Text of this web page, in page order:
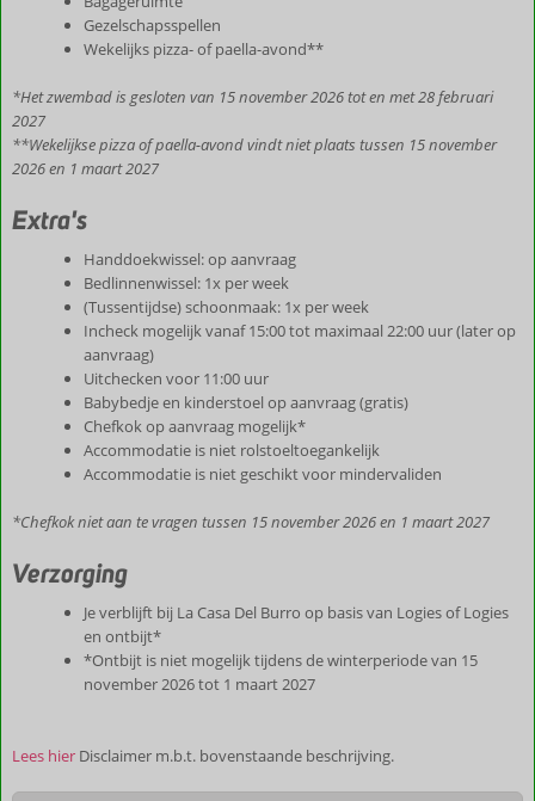
Gezelschapsspellen
Wekelijks pizza- of paella-avond**
*Het zwembad is gesloten van 15 november 2026 tot en met 28 februari
2027
**Wekelijkse pizza of paella-avond vindt niet plaats tussen 15 november
2026 en 1 maart 2027
Extra's
Handdoekwissel: op aanvraag
Bedlinnenwissel: 1x per week
(Tussentijdse) schoonmaak: 1x per week
Incheck mogelijk vanaf 15:00 tot maximaal 22:00 uur (later op
aanvraag)
Uitchecken voor 11:00 uur
Babybedje en kinderstoel op aanvraag (gratis)
Chefkok op aanvraag mogelijk*
Accommodatie is niet rolstoeltoegankelijk
Accommodatie is niet geschikt voor mindervaliden
*Chefkok niet aan te vragen tussen 15 november 2026 en 1 maart 2027
Verzorging
Je verblijft bij La Casa Del Burro op basis van Logies of Logies
en ontbijt*
*Ontbijt is niet mogelijk tijdens de winterperiode van 15
november 2026 tot 1 maart 2027
Lees hier Disclaimer m.b.t. bovenstaande beschrijving.